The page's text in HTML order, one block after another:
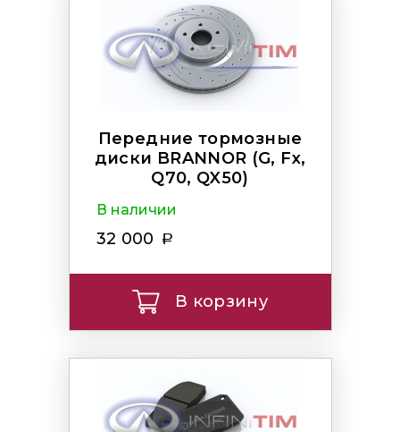
Передние тормозные
диски BRANNOR (G, Fx,
Q70, QX50)
В наличии
32 000
В корзину